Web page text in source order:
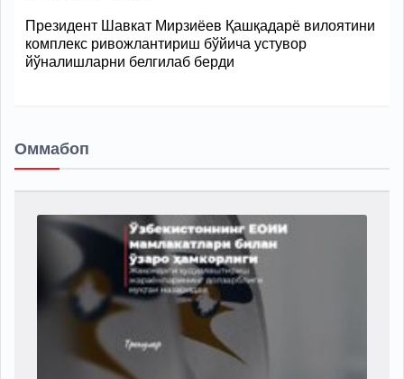
Президент Шавкат Мирзиёев Қашқадарё вилоятини
комплекс ривожлантириш бўйича устувор
йўналишларни белгилаб берди
Оммабоп